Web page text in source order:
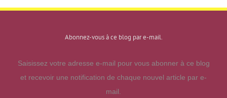
Abonnez-vous à ce blog par e-mail.
Saisissez votre adresse e-mail pour vous abonner à ce blog
et recevoir une notification de chaque nouvel article par e-
mail.